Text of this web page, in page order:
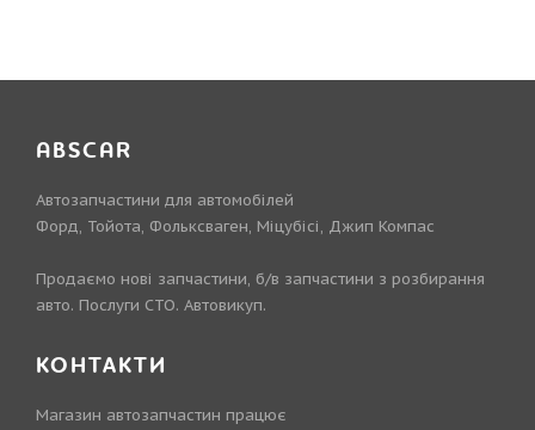
ABSCAR
Автозапчастини для автомобілей
Форд, Тойота, Фольксваген, Міцубісі, Джип Компас
Продаємо нові запчастини, б/в запчастини з розбирання
авто. Послуги СТО. Автовикуп.
КОНТАКТИ
Магазин автозапчастин працює